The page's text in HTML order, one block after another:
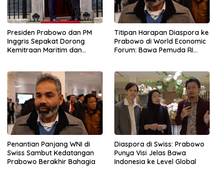
Presiden Prabowo dan PM
Inggris Sepakat Dorong
Kemitraan Maritim dan
Titipan Harapan Diaspora ke
Prabowo di World Economic
Forum: Bawa Pemuda RI
Penantian Panjang WNI di
Swiss Sambut Kedatangan
Prabowo Berakhir Bahagia
Diaspora di Swiss: Prabowo
Punya Visi Jelas Bawa
Indonesia ke Level Global